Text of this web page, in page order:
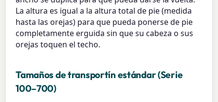
La altura es igual a la altura total de pie (medida
hasta las orejas) para que pueda ponerse de pie
completamente erguida sin que su cabeza o sus
orejas toquen el techo.
Tamaños de transportín estándar (Serie
100–700)